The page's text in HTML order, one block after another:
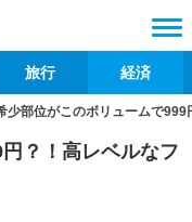
旅行 経済
少部位がこのボリュームで
？！高レベルなフ